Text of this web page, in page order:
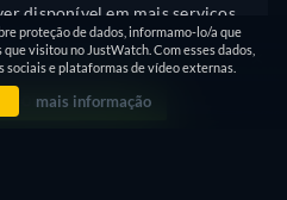
disponível em mais serviços.
me
proteção de dados, informamo-lo/a que
visitou no JustWatch. Com esses dados,
e plataformas de vídeo externas.
mais informação